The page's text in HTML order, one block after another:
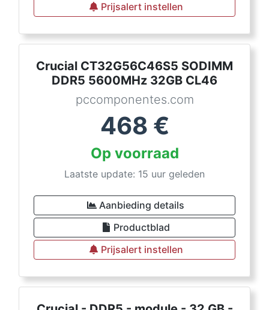
Prijsalert instellen
Crucial CT32G56C46S5 SODIMM
DDR5 5600MHz 32GB CL46
pccomponentes.com
468 €
Op voorraad
Laatste update: 15 uur geleden
Aanbieding details
Productblad
Prijsalert instellen